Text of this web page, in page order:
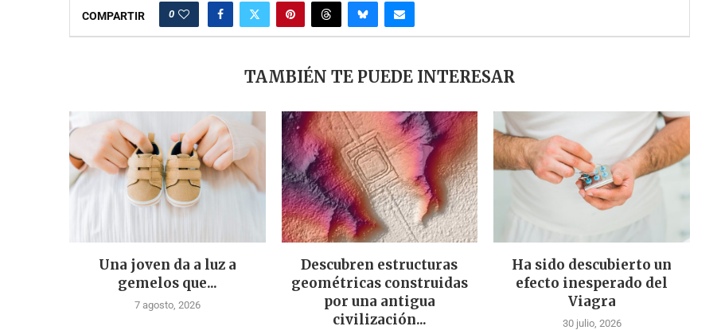
COMPARTIR 0
TAMBIÉN TE PUEDE INTERESAR
Una joven da a luz a
gemelos que...
7 agosto, 2026
Descubren estructuras
geométricas construidas
por una antigua
civilización...
Ha sido descubierto un
efecto inesperado del
Viagra
30 julio, 2026